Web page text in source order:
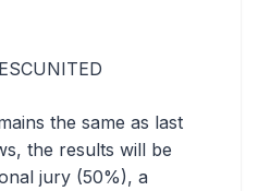
the same as last
the results will be
jury (50%), a